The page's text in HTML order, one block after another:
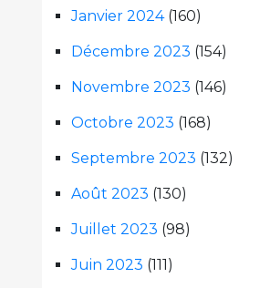
Janvier 2024(160)
Décembre 2023 (154)
Novembre 2023 (146)
Octobre 2023 (168)
Septembre 2023 (132)
Août 2023 (130)
Juillet 2023 (98)
Juin 2023 (111)